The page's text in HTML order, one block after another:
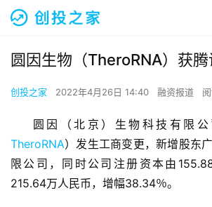
圆因生物（TheroRNA）获
创投之家 2022年4月26日 14:40 融资报道
圆因（北京）生物科技有限公
TheroRNA）发生工商变更，新增股东
限公司，同时公司注册资本由
215.64万人民币，增幅38.34％。